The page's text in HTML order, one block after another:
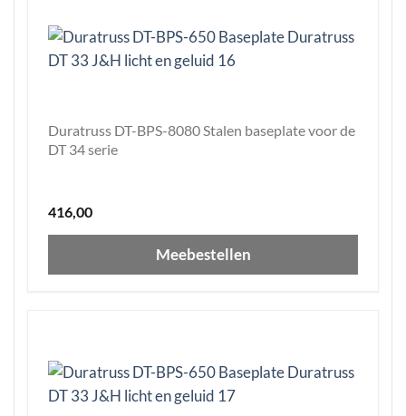
Duratruss DT-BPS-8080 Stalen baseplate voor de
DT 34 serie
416,00
Meebestellen